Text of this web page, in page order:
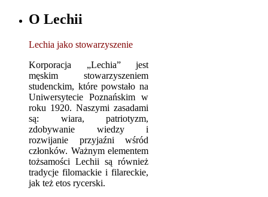
O Lechii
Lechia jako stowarzyszenie
Korporacja „Lechia” jest
męskim stowarzyszeniem
studenckim, które powstało na
Uniwersytecie Poznańskim w
roku 1920. Naszymi zasadami
są: wiara, patriotyzm,
zdobywanie wiedzy i
rozwijanie przyjaźni wśród
członków. Ważnym elementem
tożsamości Lechii są również
tradycje filomackie i filareckie,
jak też etos rycerski.